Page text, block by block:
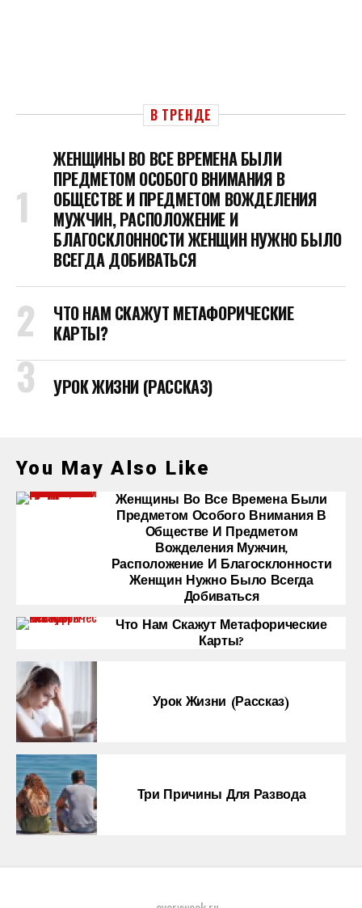
В ТРЕНДЕ
ЖЕНЩИНЫ ВО ВСЕ ВРЕМЕНА БЫЛИ
ПРЕДМЕТОМ ОСОБОГО ВНИМАНИЯ В
ОБЩЕСТВЕ И ПРЕДМЕТОМ ВОЖДЕЛЕНИЯ
МУЖЧИН, РАСПОЛОЖЕНИЕ И
БЛАГОСКЛОННОСТИ ЖЕНЩИН НУЖНО БЫЛО
ВСЕГДА ДОБИВАТЬСЯ
ЧТО НАМ СКАЖУТ МЕТАФОРИЧЕСКИЕ
КАРТЫ?
УРОК ЖИЗНИ (РАССКАЗ)
You May Also Like
Женщины Во Все Времена Были
Предметом Особого Внимания В
Обществе И Предметом
Вожделения Мужчин,
Расположение И Благосклонности
Женщин Нужно Было Всегда
Добиваться
Что Нам Скажут Метафорические
Карты?
Урок Жизни (рассказ)
Три Причины Для Развода